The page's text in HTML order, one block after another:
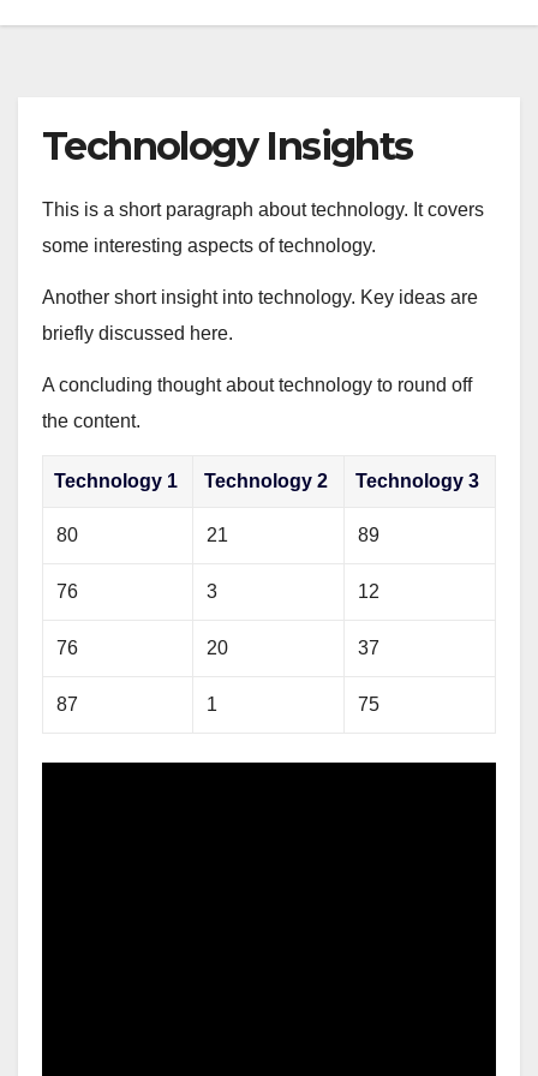
Technology Insights
This is a short paragraph about technology. It covers
some interesting aspects of technology.
Another short insight into technology. Key ideas are
briefly discussed here.
A concluding thought about technology to round off
the content.
Technology 1 Technology 2 Technology 3
80 21 89
76 3 12
76 20 37
87 1 75